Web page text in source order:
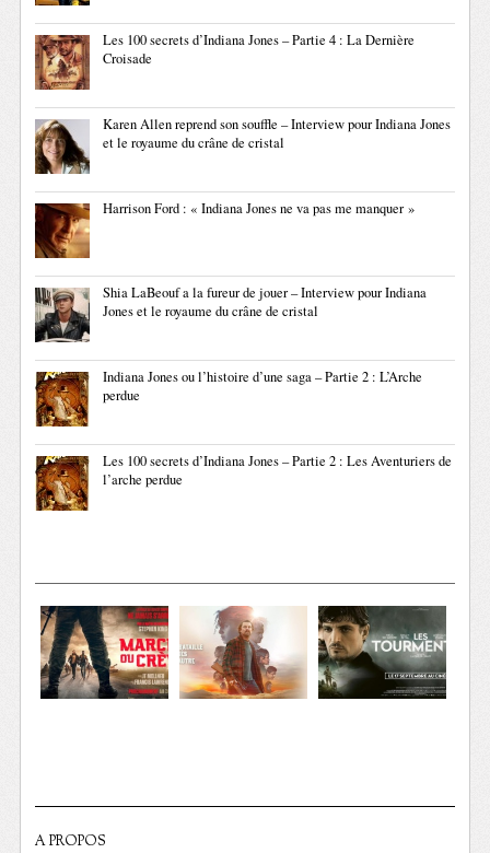
Les 100 secrets d’Indiana Jones – Partie 4 : La Dernière
Croisade
Karen Allen reprend son souffle – Interview pour Indiana Jones
et le royaume du crâne de cristal
Harrison Ford : « Indiana Jones ne va pas me manquer »
Shia LaBeouf a la fureur de jouer – Interview pour Indiana
Jones et le royaume du crâne de cristal
Indiana Jones ou l’histoire d’une saga – Partie 2 : L’Arche
perdue
Les 100 secrets d’Indiana Jones – Partie 2 : Les Aventuriers de
l’arche perdue
A PROPOS